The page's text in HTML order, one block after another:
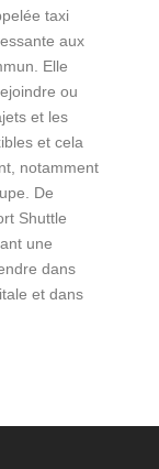
taxi
aux
Elle
ou
et les
et cela
notamment
De
Shuttle
une
dans
et dans